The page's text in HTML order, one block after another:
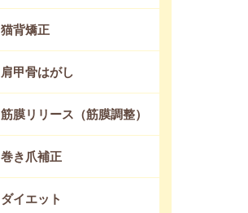
猫背矯正
肩甲骨はがし
筋膜リリース（筋膜調整）
巻き爪補正
ダイエット